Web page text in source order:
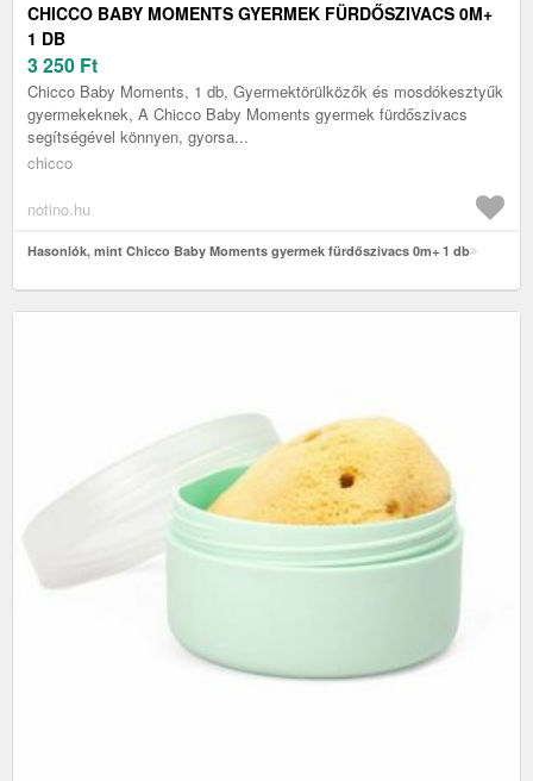
CHICCO BABY MOMENTS GYERMEK FÜRDŐSZIVACS 0M+
1 DB
3 250 Ft
Chicco Baby Moments, 1 db, Gyermektörülközők és mosdókesztyűk
gyermekeknek, A Chicco Baby Moments gyermek fürdőszivacs
segítségével könnyen, gyorsa...
chicco
notino.hu
Hasonlók, mint Chicco Baby Moments gyermek fürdőszivacs 0m+ 1 db